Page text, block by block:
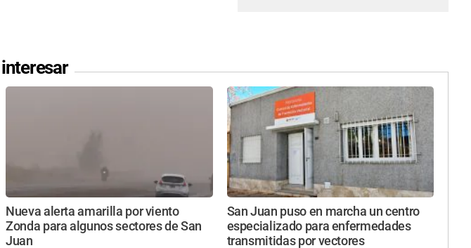
interesar
Nueva alerta amarilla por viento
Zonda para algunos sectores de San
Juan
San Juan puso en marcha un centro
especializado para enfermedades
transmitidas por vectores